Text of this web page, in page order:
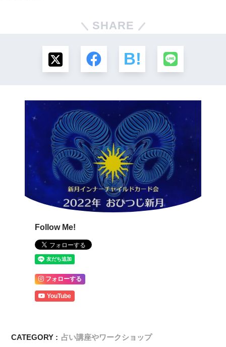
SHARE
Follow Me!
フォローする
YouTube
CATEGORY : 占い講座やワークショップ